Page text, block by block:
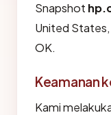
Snapshot
United
OK.
Keamanan
Kami